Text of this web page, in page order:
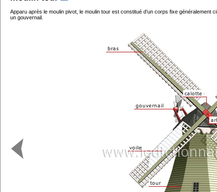
Apparu après le moulin pivot, le moulin tour est constitué d’un corps fixe généralement
un gouvernail.